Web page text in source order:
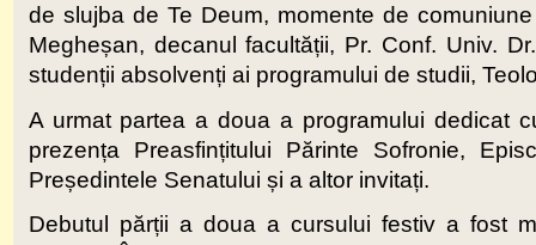
de slujba de Te Deum, momente de
Megheșan, decanul facultății, Pr. Conf. Univ.
studenții absolvenți ai programului de studii,
A urmat partea a doua a programului dedicat
prezența Preasfințitului Părinte Sofronie,
Președintele Senatului și a altor invitați.
Debutul părții a doua a cursului festiv a fost